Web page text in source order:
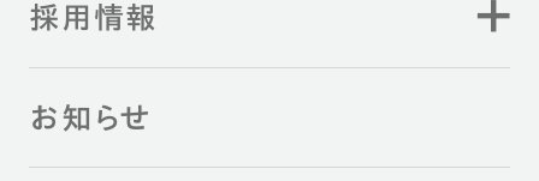
採用情報
お知らせ